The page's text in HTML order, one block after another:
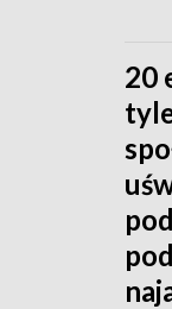
20